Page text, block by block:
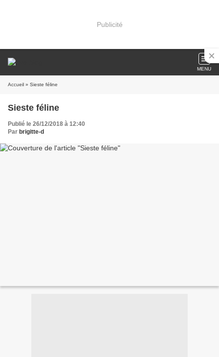
Publicité
MENU
Accueil » Sieste féline
Sieste féline
Publié le 26/12/2018 à 12:40
Par brigitte-d